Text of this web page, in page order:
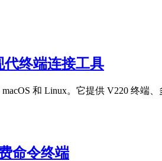
代终端连接工具
和 Linux。它提供 V220 终
命令终端